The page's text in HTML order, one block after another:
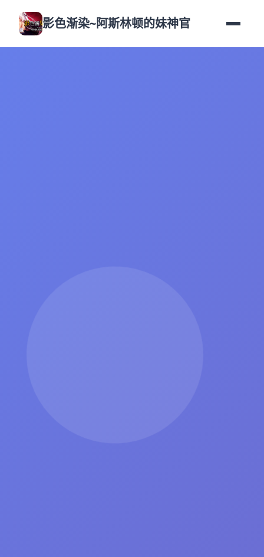
影色渐染~阿斯林顿的妹神官